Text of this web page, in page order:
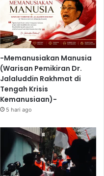
-Memanusiakan Manusia
(Warisan Pemikiran Dr.
Jalaluddin Rakhmat di
Tengah Krisis
Kemanusiaan)-
5 hari ago